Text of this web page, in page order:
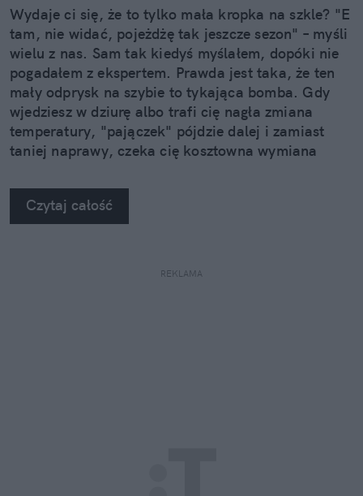
Wydaje ci się, że to tylko mała kropka na szkle? "E
tam, nie widać, pojeżdżę tak jeszcze sezon" – myśli
wielu z nas. Sam tak kiedyś myślałem, dopóki nie
pogadałem z ekspertem. Prawda jest taka, że ten
mały odprysk na szybie to tykająca bomba. Gdy
wjedziesz w dziurę albo trafi cię nagła zmiana
temperatury, "pajączek" pójdzie dalej i zamiast
taniej naprawy, czeka cię kosztowna wymiana
na własne oczy zobaczyć, jak profesjonaliści radzą
sobie z takimi uszkodzeniami.
Czytaj całość
REKLAMA